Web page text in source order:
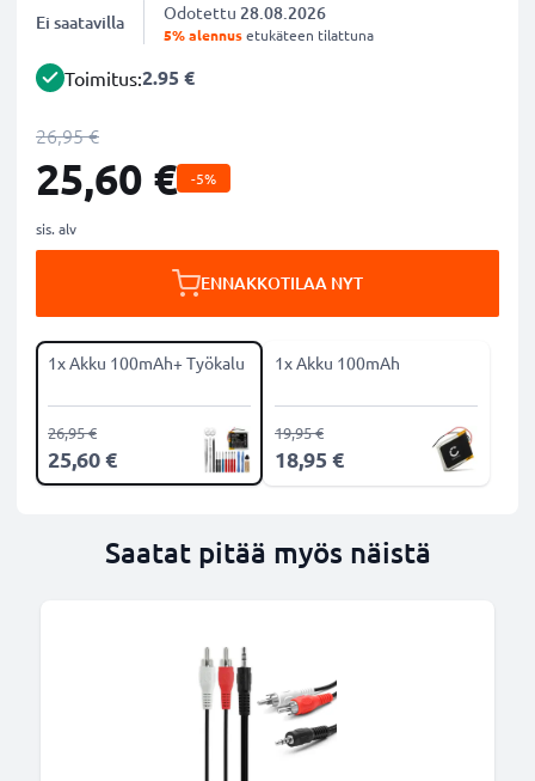
Ei saatavilla Odotettu 28.08.2026
5% alennusetukäteen tilattuna
Toimitus:2.95 €
26,95 €
25,60 € -5%
sis. alv
ENNAKKOTILAA NYT
1x Akku 100mAh+ Työkalu
25,60 €
26,95 €
1x Akku 100mAh
18,95 €
19,95 €
Saatat pitää myös näistä